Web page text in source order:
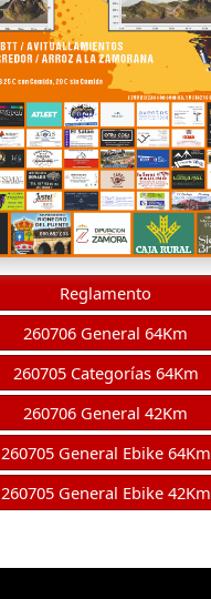
Reglamento
260706 General 64Km
260705 Categorías 64Km
260706 General 42Km
260705 General Ebike 64Km
260705 General Ebike 42Km